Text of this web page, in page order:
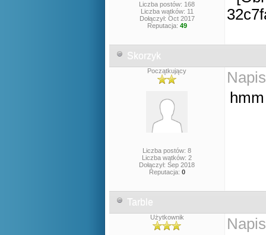
Liczba postów: 168
Liczba wątków: 11
Dołączył: Oct 2017
Reputacja: 49
Skorzyk
Początkujący
Liczba postów: 8
Liczba wątków: 2
Dołączył: Sep 2018
Reputacja: 0
Tarble
Użytkownik